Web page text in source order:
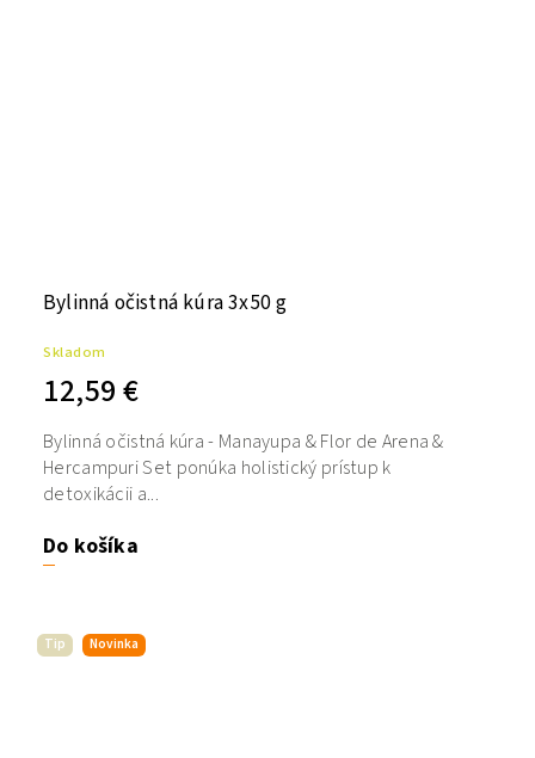
Bylinná očistná kúra 3x50 g
Skladom
12,59 €
Do košíka
Bylinná očistná kúra - Manayupa & Flor de Arena &
Hercampuri Set ponúka holistický prístup k
detoxikácii a...
Tip Novinka